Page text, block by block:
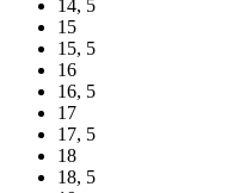
14, 5
15
15, 5
16
16, 5
17
17, 5
18
18, 5